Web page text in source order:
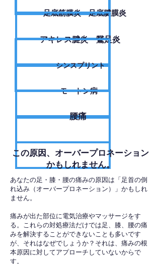
足底筋膜炎・足底腱膜炎
アキレス腱炎・鵞足炎
シンスプリント
モートン病
腰痛
​この原因、オーバープロネーション
かもしれません。
あなたの足・膝・腰の痛みの原因は「足首の倒
れ込み（オーバープロネーション）」かもしれ
ません。
痛みが出た部位に電気治療やマッサージをす
る。これらの対処療法だけでは足、膝、腰の痛
みを解決することができないことも多いです
が、それはなぜでしょうか？それは、痛みの根
本原因に対してアプローチしていないからで
す。